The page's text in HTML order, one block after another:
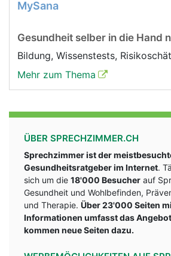
MySana
Gesundheit selber in die Hand
Bildung, Wissenstests,
Mehr zum Thema
ÜBER SPRECHZIMMER.CH
Sprechzimmer ist der
Gesundheitsratgeber im Internet.
sich um die 18'000 Besucher auf
Gesundheit und Wohlbefinden,
und Therapie. Über 23'000 Seiten
Informationen umfasst das
kommen neue Seiten dazu.